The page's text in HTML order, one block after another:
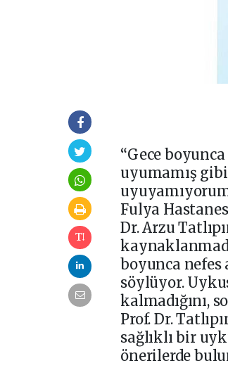
“Gece
uyumamış
Fulya
Dr. Arzu
boyunca
söylüyor.
kalmadığını,
Prof. Dr.
sağlıklı bir
önerilerde